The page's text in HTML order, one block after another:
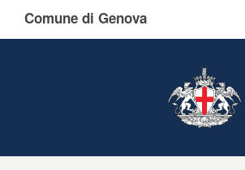
Comune di Genova